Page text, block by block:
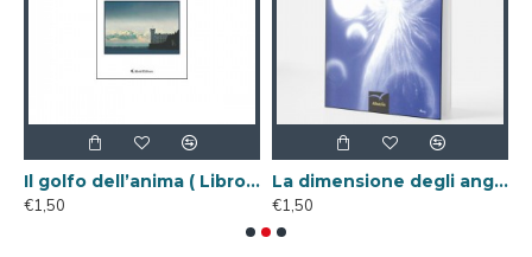
Il golfo dell’anima ( Libro Digitale )
€1,50
La dimensione degli angeli ( Libro Digitale )
€1,50